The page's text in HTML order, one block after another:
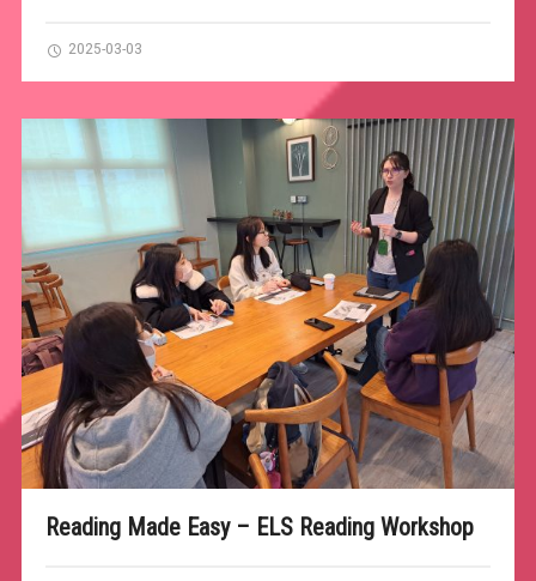
2025-03-03
Reading Made Easy – ELS Reading Workshop